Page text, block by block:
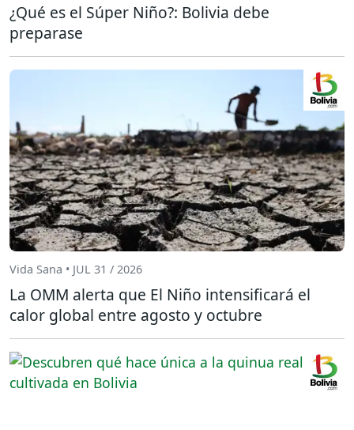
¿Qué es el Súper Niño?: Bolivia debe
preparase
Vida Sana • JUL 31 / 2026
La OMM alerta que El Niño intensificará el
calor global entre agosto y octubre